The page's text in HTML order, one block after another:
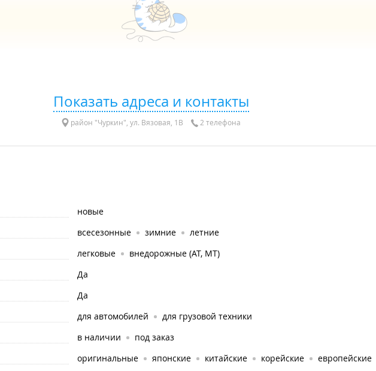
Показать адреса и контакты
район "Чуркин", ул. Вязовая, 1В 2 телефона
новые
всесезонные зимние
летние
легковые
внедорожные (AT, MT)
Да
Да
для автомобилей
для грузовой техники
в наличии
под заказ
оригинальные японские китайские корейские
европейские